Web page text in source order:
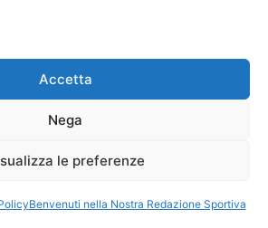
Accetta
Nega
le preferenze
Benvenuti nella Nostra Redazione Sportiva
Verificato
Pubblicità